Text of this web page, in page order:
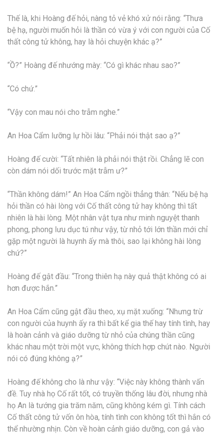
Thế là, khi Hoàng đế hỏi, nàng tỏ vẻ khó xử nói rằng: “Thưa
bệ hạ, người muốn hỏi là thần có vừa ý với con người của Cố
thất công tử không, hay là hỏi chuyện khác ạ?”
“Ồ?” Hoàng đế nhướng mày: “Có gì khác nhau sao?”
“Có chứ.”
“Vậy con mau nói cho trẫm nghe.”
An Hoa Cẩm lưỡng lự hồi lâu: “Phải nói thật sao ạ?”
Hoàng đế cười: “Tất nhiên là phải nói thật rồi. Chẳng lẽ con
còn dám nói dối trước mặt trẫm ư?”
“Thần không dám!” An Hoa Cẩm ngồi thẳng thân: “Nếu bệ hạ
hỏi thần có hài lòng với Cố thất công tử hay không thì tất
nhiên là hài lòng. Một nhân vật tựa như minh nguyệt thanh
phong, phong lưu dục tú như vậy, từ nhỏ tới lớn thần mới chỉ
gặp một người là huynh ấy mà thôi, sao lại không hài lòng
chứ?”
Hoàng đế gật đầu: “Trong thiên hạ này quả thật không có ai
hơn được hắn.”
An Hoa Cẩm cũng gật đầu theo, xụ mặt xuống: “Nhưng trừ
con người của huynh ấy ra thì bất kể gia thế hay tính tình, hay
là hoàn cảnh và giáo dưỡng từ nhỏ của chúng thần cũng
khác nhau một trời một vực, không thích hợp chút nào. Người
nói có đúng không ạ?”
Hoàng đế không cho là như vậy: “Việc này không thành vấn
đề. Tuy nhà họ Cố rất tốt, có truyền thống lâu đời, nhưng nhà
họ An là tướng gia trăm năm, cũng không kém gì. Tính cách
Cố thất công tử vốn ôn hòa, tính tình con không tốt thì hắn có
thể nhường nhịn. Còn về hoàn cảnh giáo dưỡng, con gả vào